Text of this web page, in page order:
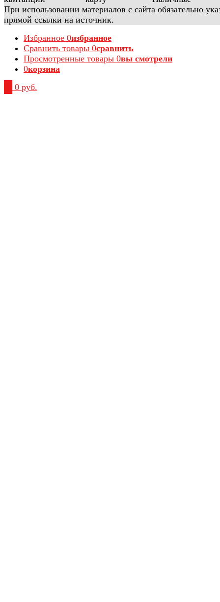
При использовании материалов с сайта обязательно
прямой ссылки на источник.
Избранное 0избранное
Сравнить товары 0сравнить
Просмотренные товары 0вы смотрели
0корзина
0 руб.